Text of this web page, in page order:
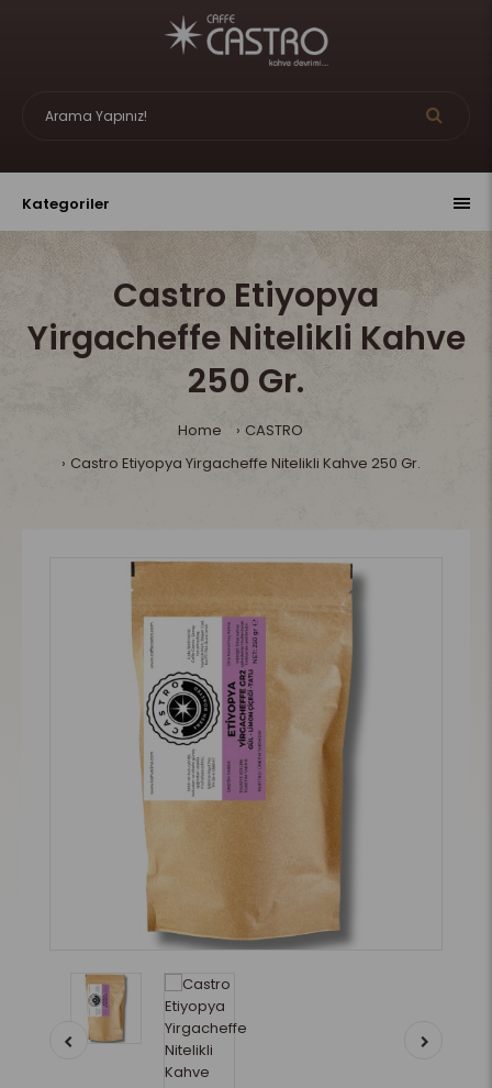
Kategoriler
Castro Etiyopya
Yirgacheffe Nitelikli Kahve
250 Gr.
Home
CASTRO
Castro Etiyopya Yirgacheffe Nitelikli Kahve 250 Gr.